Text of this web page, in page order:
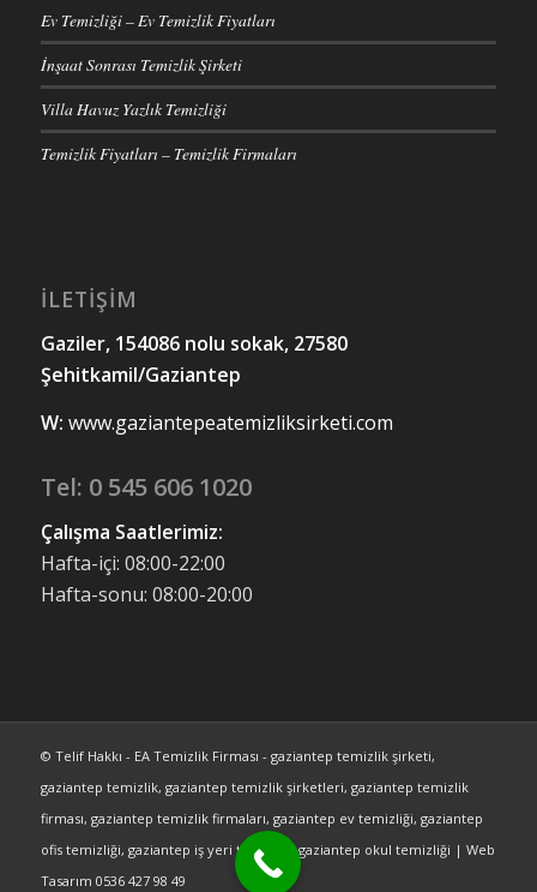
Ev Temizliği – Ev Temizlik Fiyatları
İnşaat Sonrası Temizlik Şirketi
Villa Havuz Yazlık Temizliği
Temizlik Fiyatları – Temizlik Firmaları
İLETİŞİM
Gaziler, 154086 nolu sokak, 27580
Şehitkamil/Gaziantep
W: www.gaziantepeatemizliksirketi.com
Tel: 0 545 606 1020
Çalışma Saatlerimiz:
Hafta-içi: 08:00-22:00
Hafta-sonu: 08:00-20:00
© Telif Hakkı - EA Temizlik Firması - gaziantep temizlik şirketi,
gaziantep temizlik, gaziantep temizlik şirketleri, gaziantep temizlik
firması, gaziantep temizlik firmaları, gaziantep ev temizliği, gaziantep
ofis temizliği, gaziantep iş yeri temizliği, gaziantep okul temizliği | Web
Tasarım 0536 427 98 49